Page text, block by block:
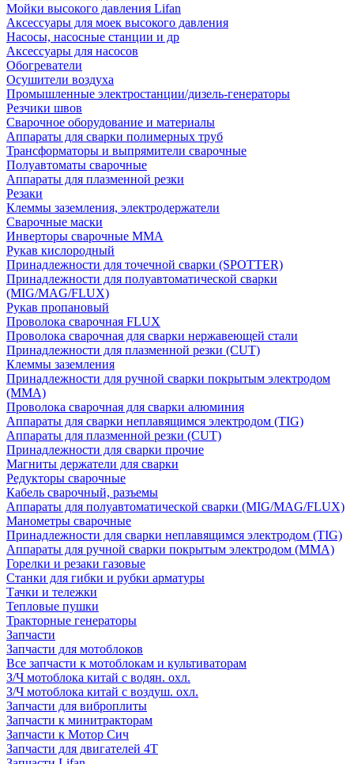
Мойки высокого давления Lifan
Аксессуары для моек высокого давления
Насосы, насосные станции и др
Аксессуары для насосов
Обогреватели
Осушители воздуха
Промышленные электростанции/дизель-генераторы
Резчики швов
Сварочное оборудование и материалы
Аппараты для сварки полимерных труб
Трансформаторы и выпрямители сварочные
Полуавтоматы сварочные
Аппараты для плазменной резки
Резаки
Клеммы заземления, электродержатели
Сварочные маски
Инверторы сварочные ММА
Рукав кислородный
Принадлежности для точечной сварки (SPOTTER)
Принадлежности для полуавтоматической сварки
(MIG/MAG/FLUX)
Рукав пропановый
Проволока сварочная FLUX
Проволока сварочная для сварки нержавеющей стали
Принадлежности для плазменной резки (CUT)
Клеммы заземления
Принадлежности для ручной сварки покрытым электродом
(MMA)
Проволока сварочная для сварки алюминия
Аппараты для сварки неплавящимся электродом (TIG)
Аппараты для плазменной резки (CUT)
Принадлежности для сварки прочие
Магниты держатели для сварки
Редукторы сварочные
Кабель сварочный, разъемы
Аппараты для полуавтоматической сварки (MIG/MAG/FLUX)
Манометры сварочные
Принадлежности для сварки неплавящимся электродом (TIG)
Аппараты для ручной сварки покрытым электродом (MMA)
Горелки и резаки газовые
Станки для гибки и рубки арматуры
Тачки и тележки
Тепловые пушки
Тракторные генераторы
Запчасти
Запчасти для мотоблоков
Все запчасти к мотоблокам и культиваторам
З/Ч мотоблока китай с водян. охл.
З/Ч мотоблока китай с воздуш. охл.
Запчасти для виброплиты
Запчасти к минитракторам
Запчасти к Мотор Сич
Запчасти для двигателей 4Т